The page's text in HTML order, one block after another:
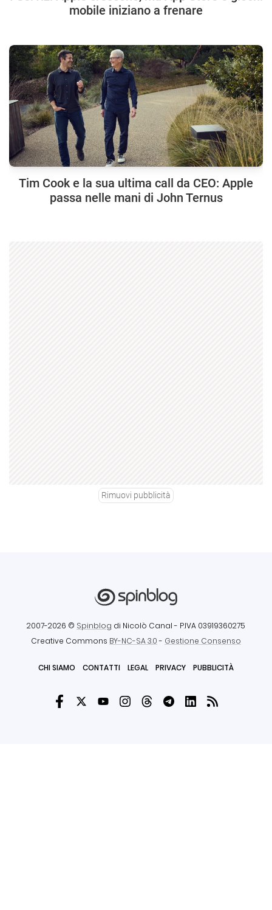
mobile iniziano a frenare
Tim Cook e la sua ultima call da CEO: Apple
passa nelle mani di John Ternus
Rimuovi pubblicità
2007-2026 © Spinblog di Nicolò Canal - P.IVA 03919360275
Creative Commons BY-NC-SA 3.0- Gestione Consenso
CHI SIAMO CONTATTI LEGAL PRIVACY PUBBLICITÀ